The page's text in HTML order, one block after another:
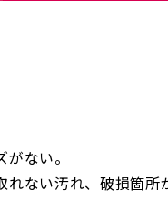
ない。
ない汚れ、破損箇所